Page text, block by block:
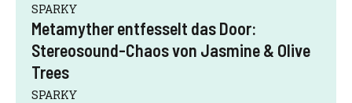
SPARKY
Metamyther entfesselt das Door:
Stereosound-Chaos von Jasmine & Olive
Trees
SPARKY